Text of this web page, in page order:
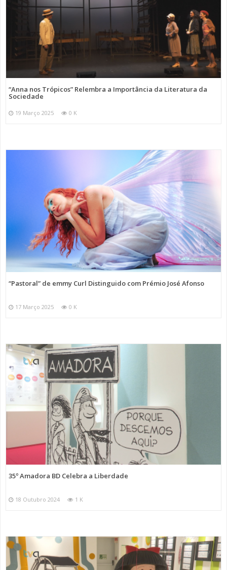
“Anna nos Trópicos” Relembra a Importância da Literatura da
Sociedade
19 Março 2025 0 K
“Pastoral” de emmy Curl Distinguido com Prémio José Afonso
17 Março 2025 0 K
35º Amadora BD Celebra a Liberdade
18 Outubro 2024 1 K